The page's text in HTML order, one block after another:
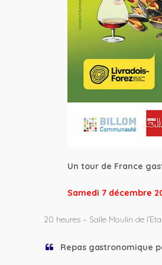
Un tour de France
Samedi 7 décembre
20 heures – Salle Moulin de
Repas gastronomique